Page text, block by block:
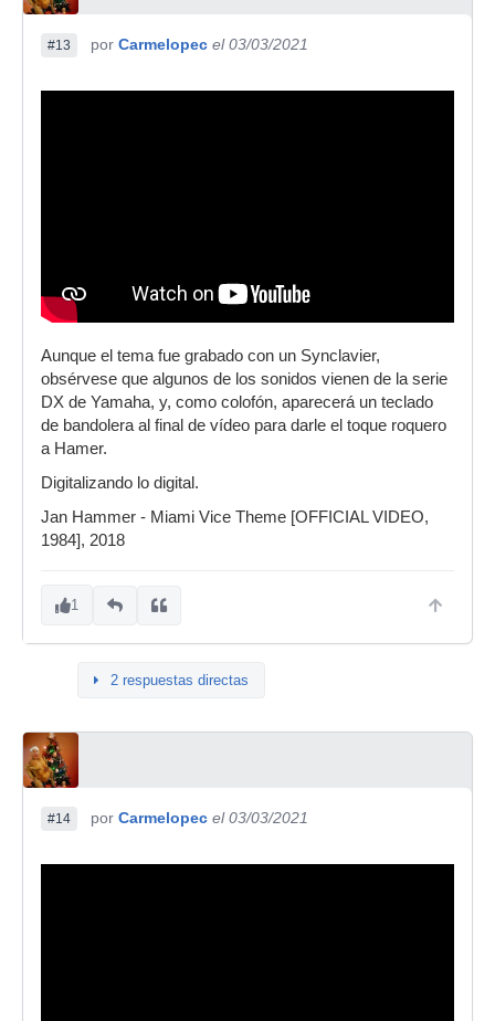
#13 por Carmelopec el 03/03/2021
Aunque el tema fue grabado con un Synclavier,
obsérvese que algunos de los sonidos vienen de la serie
DX de Yamaha, y, como colofón, aparecerá un teclado
de bandolera al final de vídeo para darle el toque roquero
a Hamer.
Digitalizando lo digital.
Jan Hammer - Miami Vice Theme [OFFICIAL VIDEO,
1984], 2018
1
2 respuestas directas
#14 por Carmelopec el 03/03/2021